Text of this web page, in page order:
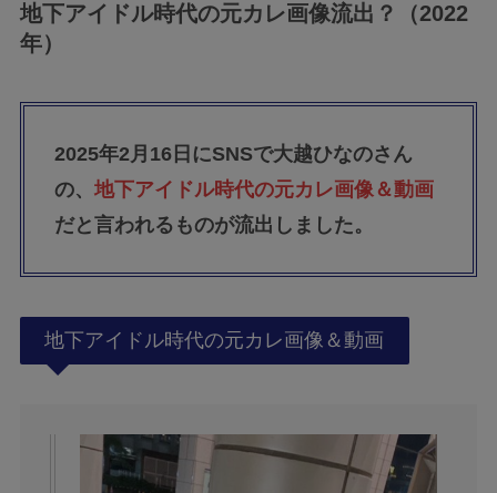
地下アイドル時代の元カレ画像流出？（2022
年）
2025年2月16日にSNSで大越ひなのさん
の、 地下アイドル時代の元カレ画像＆動画
だと言われるものが流出しました。
地下アイドル時代の元カレ画像＆動画